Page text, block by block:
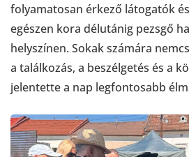
folyamatosan érkező látogatók
egészen kora délutánig pezsgő
helyszínen. Sokak számára
a találkozás, a beszélgetés és a
jelentette a nap legfontosabb